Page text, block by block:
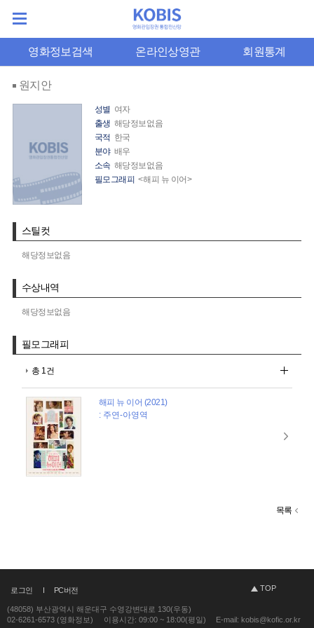
영화정보검색 온라인상영관 회원통계
원지안
성별 여자
출생 해당정보없음
국적 한국
분야 배우
소속 해당정보없음
필모그래피 <해피 뉴 이어>
스틸컷
해당정보없음
수상내역
해당정보없음
필모그래피
총 1건
해피 뉴 이어 (2021)
: 주연-아영역
목록
로그인 PC버전 TOP
(48058) 부산광역시 해운대구 수영강변대로 130(우동)
02-6261-6573 (영화정보)
이용시간: 09:00 ~ 18:00(평일) E-mail: kobis@kofic.or.kr